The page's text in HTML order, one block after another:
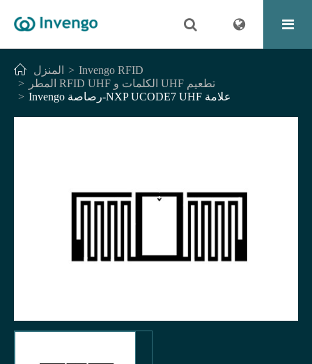
المنزل
Invengo RFID
المطر RFID UHF الكلمات و UHF تطعيم
Invengo رصاصة-NXP UCODE7 UHF علامة